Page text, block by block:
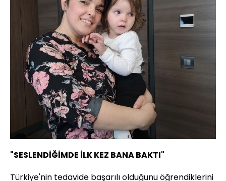
"SESLENDİĞİMDE İLK KEZ BANA BAKTI"
Türkiye'nin tedavide başarılı olduğunu öğrendiklerini